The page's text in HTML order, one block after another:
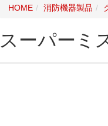
HOME 消防機器製品
スーパーミ